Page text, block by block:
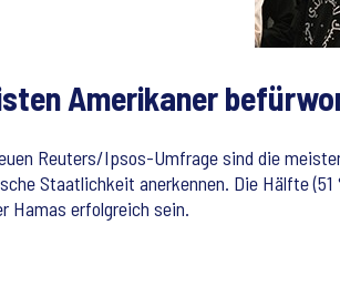
Amerikaner
Reuters/Ipsos-Umfrage sind die
Staatlichkeit anerkennen. Die Hälfte
Hamas erfolgreich sein.